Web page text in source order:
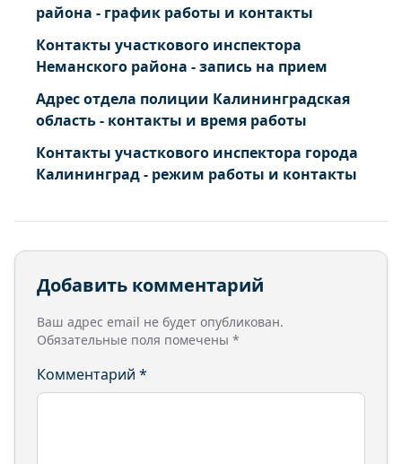
района - график работы и контакты
Контакты участкового инспектора
Неманского района - запись на прием
Адрес отдела полиции Калининградская
область - контакты и время работы
Контакты участкового инспектора города
Калининград - режим работы и контакты
Добавить комментарий
Ваш адрес email не будет опубликован.
Обязательные поля помечены *
Комментарий *